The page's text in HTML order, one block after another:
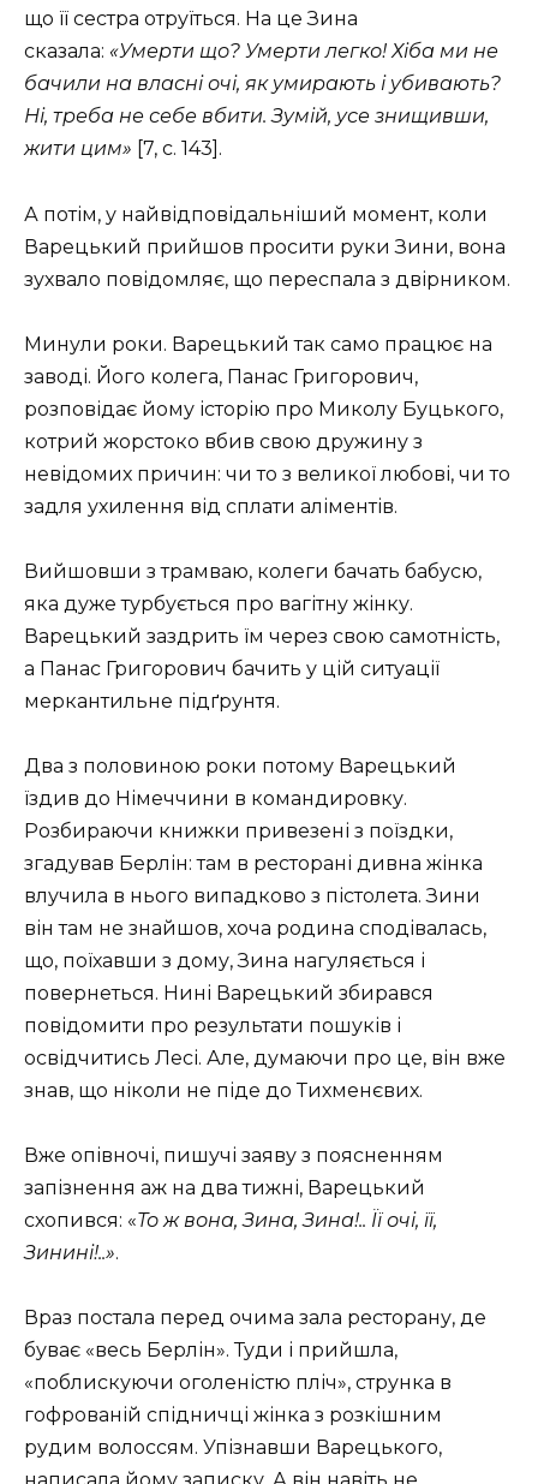
що її сестра отруїться. На це Зина
сказала: «Умерти що? Умерти легко! Хіба ми не
бачили на власні очі, як умирають і убивають?
Ні, треба не себе вбити. Зумій, усе знищивши,
жити цим» [7, с. 143].
А потім, у найвідповідальніший момент, коли
Варецький прийшов просити руки Зини, вона
зухвало повідомляє, що переспала з двірником.
Минули роки. Варецький так само працює на
заводі. Його колега, Панас Григорович,
розповідає йому історію про Миколу Буцького,
котрий жорстоко вбив свою дружину з
невідомих причин: чи то з великої любові, чи то
задля ухилення від сплати аліментів.
Вийшовши з трамваю, колеги бачать бабусю,
яка дуже турбується про вагітну жінку.
Варецький заздрить їм через свою самотність,
а Панас Григорович бачить у цій ситуації
меркантильне підґрунтя.
Два з половиною роки потому Варецький
їздив до Німеччини в командировку.
Розбираючи книжки привезені з поїздки,
згадував Берлін: там в ресторані дивна жінка
влучила в нього випадково з пістолета. Зини
він там не знайшов, хоча родина сподівалась,
що, поїхавши з дому, Зина нагуляється і
повернеться. Нині Варецький збирався
повідомити про результати пошуків і
освідчитись Лесі. Але, думаючи про це, він вже
знав, що ніколи не піде до Тихменєвих.
Вже опівночі, пишучі заяву з поясненням
запізнення аж на два тижні, Варецький
схопився: «То ж вона, Зина, Зина!.. Її очі, її,
Зинині!..».
Враз постала перед очима зала ресторану, де
буває «весь Берлін». Туди і прийшла,
«поблискуючи оголеністю пліч», струнка в
гофрованій спідничці жінка з розкішним
рудим волоссям. Упізнавши Варецького,